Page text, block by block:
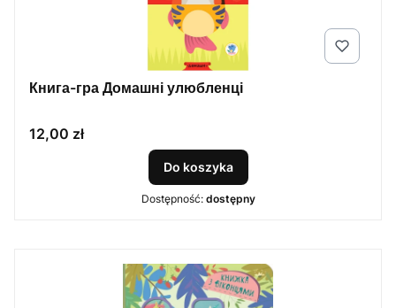
Книга-гра Домашні улюбленці
Cena
12,00 zł
Do koszyka
Dostępność: dostępny